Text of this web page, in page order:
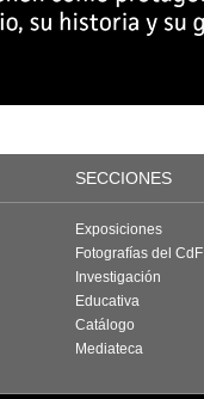
SECCIONES
Exposiciones
Fotografías del CdF
Investigación
Educativa
Catálogo
Mediateca